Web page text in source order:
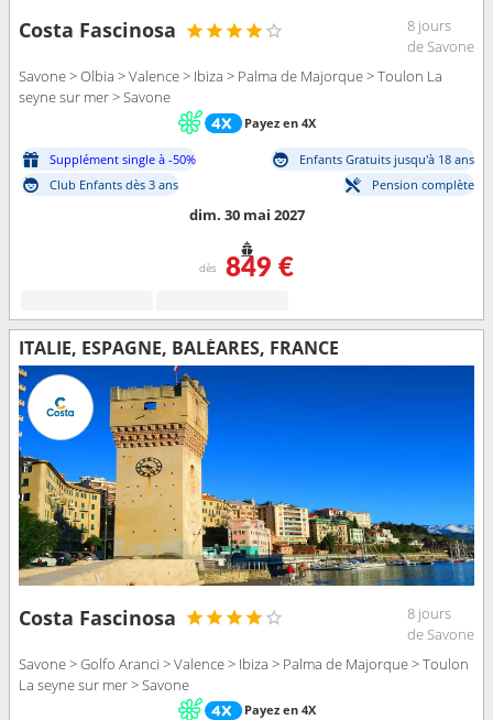
Costa Fascinosa
8 jours
de Savone
Savone > Olbia > Valence > Ibiza > Palma de Majorque > Toulon La
seyne sur mer > Savone
Payez en 4X
Supplément single à -50%
Enfants Gratuits jusqu'à 18 ans
Club Enfants dès 3 ans
Pension complète
dim. 30 mai 2027
dès 849 €
ITALIE, ESPAGNE, BALÉARES, FRANCE
Costa Fascinosa
8 jours
de Savone
Savone > Golfo Aranci > Valence > Ibiza > Palma de Majorque > Toulon
La seyne sur mer > Savone
Payez en 4X